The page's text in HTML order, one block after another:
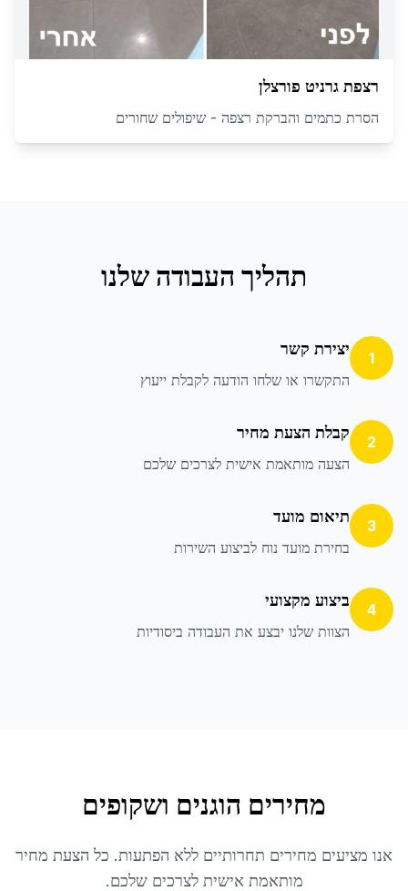
רצפת גרניט פורצלן
הסרת כתמים והברקת רצפה - שיפולים שחורים
תהליך העבודה שלנו
1 יצירת קשר
התקשרו או שלחו הודעה לקבלת ייעוץ
2 קבלת הצעת מחיר
הצעה מותאמת אישית לצרכים שלכם
3 תיאום מועד
בחירת מועד נוח לביצוע השירות
4 ביצוע מקצועי
הצוות שלנו יבצע את העבודה ביסודיות
מחירים הוגנים ושקופים
אנו מציעים מחירים תחרותיים ללא הפתעות. כל הצעת מחיר
מותאמת אישית לצרכים שלכם.